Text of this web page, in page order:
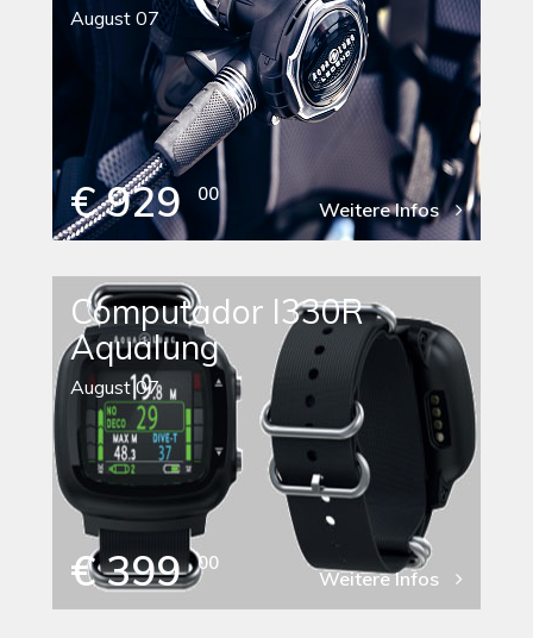
August 07
€ 929 00
Weitere Infos
Computador I330R
Aqualung
August 07
€ 399 00
Weitere Infos